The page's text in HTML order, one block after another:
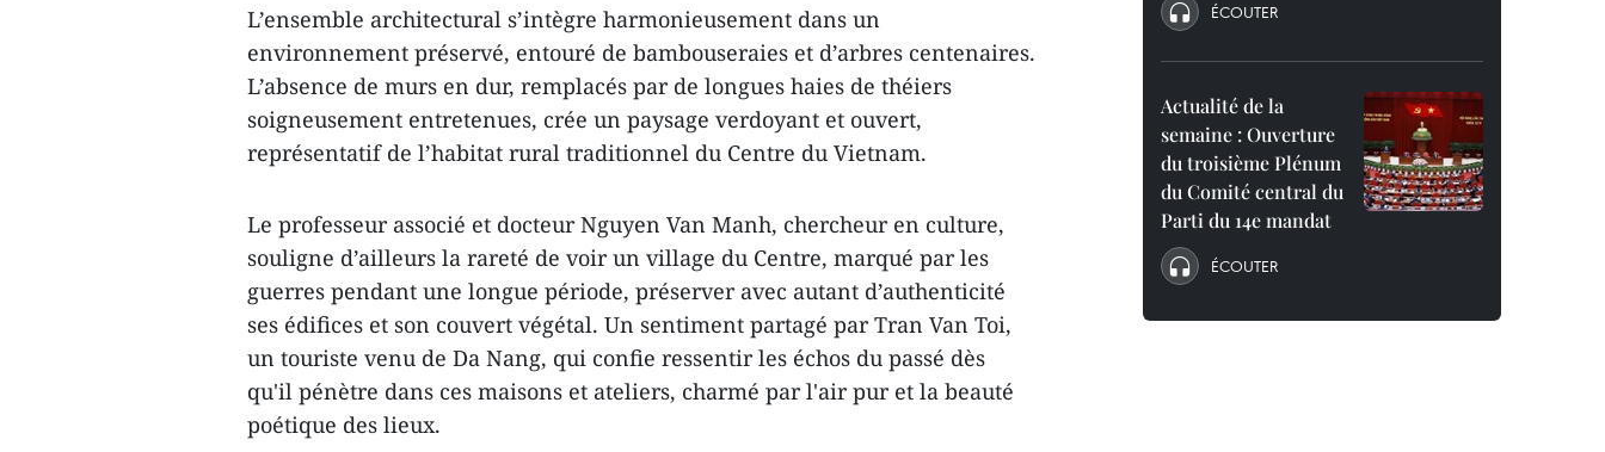
L’ensemble architectural s’intègre harmonieusement dans un
environnement préservé, entouré de bambouseraies et d’arbres centenaires.
L’absence de murs en dur, remplacés par de longues haies de théiers
soigneusement entretenues, crée un paysage verdoyant et ouvert,
représentatif de l’habitat rural traditionnel du Centre du Vietnam.
Le professeur associé et docteur Nguyen Van Manh, chercheur en culture,
souligne d’ailleurs la rareté de voir un village du Centre, marqué par les
guerres pendant une longue période, préserver avec autant d’authenticité
ses édifices et son couvert végétal. Un sentiment partagé par Tran Van Toi,
un touriste venu de Da Nang, qui confie ressentir les échos du passé dès
qu'il pénètre dans ces maisons et ateliers, charmé par l'air pur et la beauté
poétique des lieux.​
ÉCOUTER
Actualité de la
semaine : Ouverture
du troisième Plénum
du Comité central du
Parti du 14e mandat
ÉCOUTER